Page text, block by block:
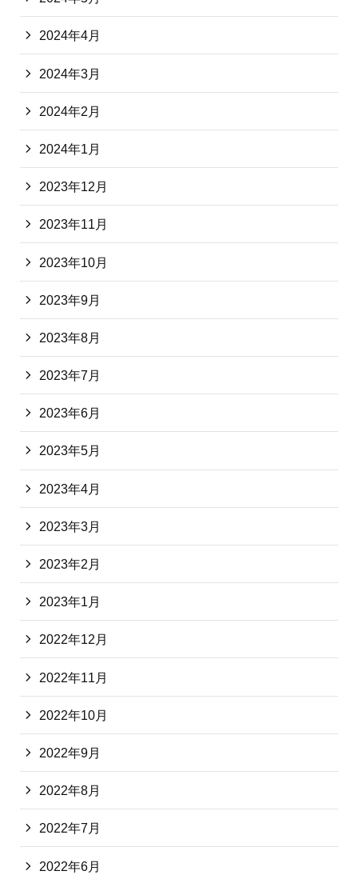
2024年4月
2024年3月
2024年2月
2024年1月
2023年12月
2023年11月
2023年10月
2023年9月
2023年8月
2023年7月
2023年6月
2023年5月
2023年4月
2023年3月
2023年2月
2023年1月
2022年12月
2022年11月
2022年10月
2022年9月
2022年8月
2022年7月
2022年6月